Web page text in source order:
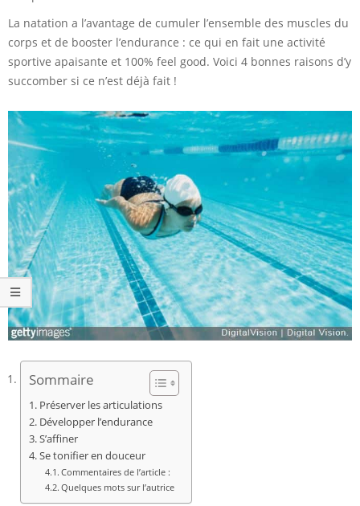
La natation a l’avantage de cumuler l’ensemble des muscles du
corps et de booster l’endurance : ce qui en fait une activité
sportive apaisante et 100% feel good. Voici 4 bonnes raisons d’y
succomber si ce n’est déjà fait !
Sommaire
Préserver les articulations
Développer l’endurance
S’affiner
Se tonifier en douceur
Commentaires de l’article :
Quelques mots sur l’autrice